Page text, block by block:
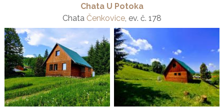
Chata U Potoka
Chata Čenkovice, ev. č. 178